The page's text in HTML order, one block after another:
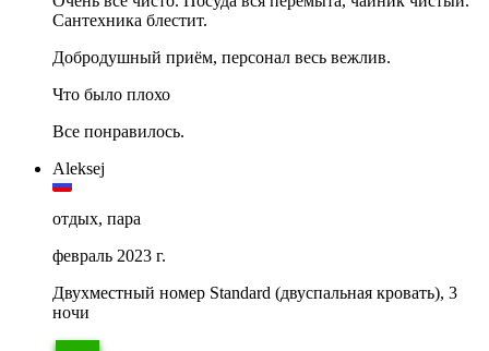
Сантехника блестит.
Добродушный приём, персонал весь вежлив.
Что было плохо
Все понравилось.
Aleksej
отдых, пара
февраль 2023 г.
Двухместный номер Standard (двуспальная кровать), 3
ночи